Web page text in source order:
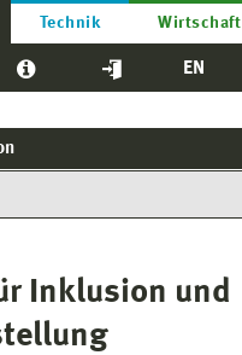
Technik Wirtschaft
EN
Inklusion und